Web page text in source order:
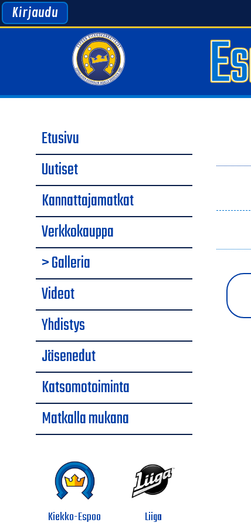
Kirjaudu
Etusivu
Uutiset
Kannattajamatkat
Verkkokauppa
> Galleria
Videot
Yhdistys
Jäsenedut
Katsomotoiminta
Matkalla mukana
Kiekko-Espoo Liiga